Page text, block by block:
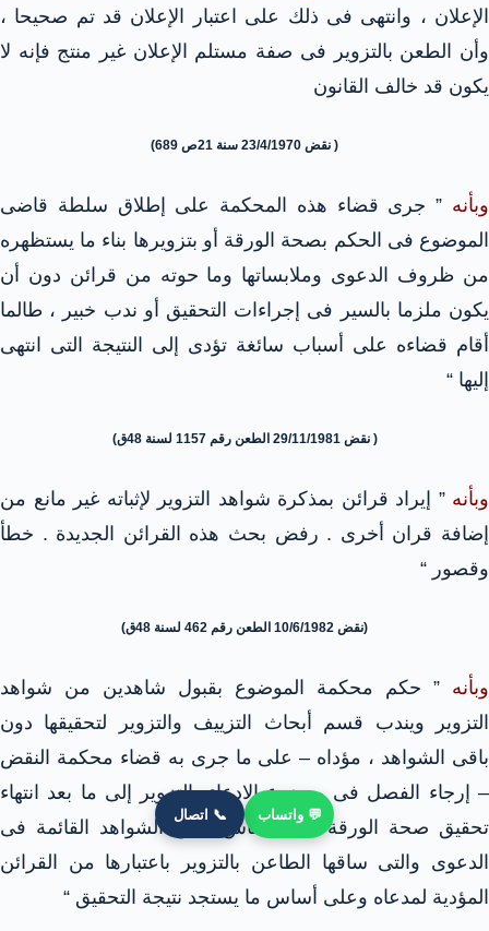
الإعلان ، وانتهى فى ذلك على اعتبار الإعلان قد تم صحيحا ،
وأن الطعن بالتزوير فى صفة مستلم الإعلان غير منتج فإنه لا
يكون قد خالف القانون
( نقض 23/4/1970 سنة 21ص 689)
وبأنه ” جرى قضاء هذه المحكمة على إطلاق سلطة قاضى
الموضوع فى الحكم بصحة الورقة أو بتزويرها بناء ما يستظهره
من ظروف الدعوى وملابساتها وما حوته من قرائن دون أن
يكون ملزما بالسير فى إجراءات التحقيق أو ندب خبير ، طالما
أقام قضاءه على أسباب سائغة تؤدى إلى النتيجة التى انتهى
إليها “
( نقض 29/11/1981 الطعن رقم 1157 لسنة 48ق)
وبأنه ” إيراد قرائن بمذكرة شواهد التزوير لإثباته غير مانع من
إضافة قران أخرى . رفض بحث هذه القرائن الجديدة . خطأ
وقصور “
(نقض 10/6/1982 الطعن رقم 462 لسنة 48ق)
وبأنه ” حكم محكمة الموضوع بقبول شاهدين من شواهد
التزوير ويندب قسم أبحاث التزييف والتزوير لتحقيقها دون
باقى الشواهد ، مؤداه – على ما جرى به قضاء محكمة النقض
– إرجاء الفصل فى موضوع الادعاء بالتزوير إلى ما بعد انتهاء
تحقيق صحة الورقة على أساس جميع الشواهد القائمة فى
الدعوى والتى ساقها الطاعن بالتزوير باعتبارها من القرائن
المؤدية لمدعاه وعلى أساس ما يستجد نتيجة التحقيق “
💬 واتساب 📞 اتصال